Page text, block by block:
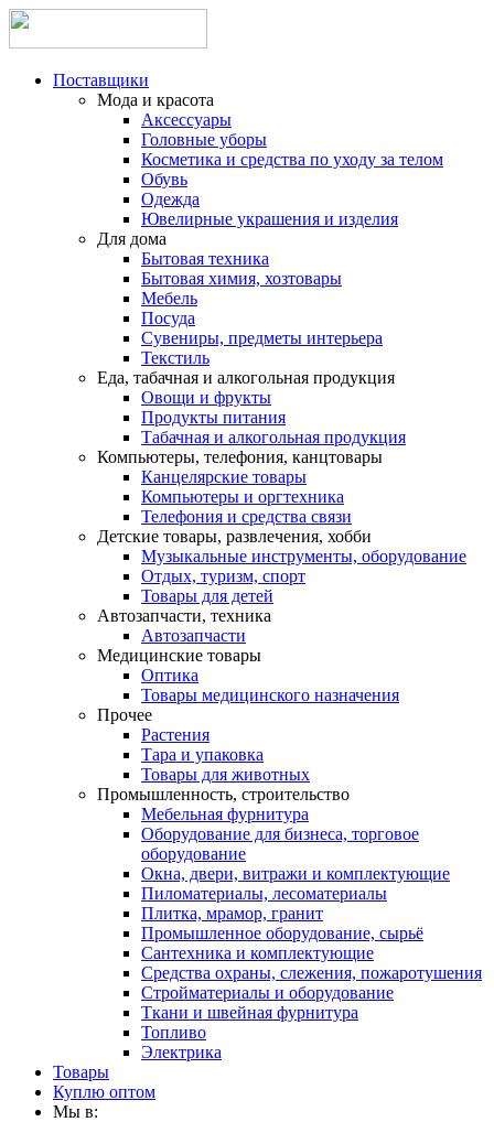
Поставщики
Мода и красота
Аксессуары
Головные уборы
Косметика и средства по уходу за телом
Обувь
Одежда
Ювелирные украшения и изделия
Для дома
Бытовая техника
Бытовая химия, хозтовары
Мебель
Посуда
Сувениры, предметы интерьера
Текстиль
Еда, табачная и алкогольная продукция
Овощи и фрукты
Продукты питания
Табачная и алкогольная продукция
Компьютеры, телефония, канцтовары
Канцелярские товары
Компьютеры и оргтехника
Телефония и средства связи
Детские товары, развлечения, хобби
Музыкальные инструменты, оборудование
Отдых, туризм, спорт
Товары для детей
Автозапчасти, техника
Автозапчасти
Медицинские товары
Оптика
Товары медицинского назначения
Прочее
Растения
Тара и упаковка
Товары для животных
Промышленность, строительство
Мебельная фурнитура
Оборудование для бизнеса, торговое
оборудование
Окна, двери, витражи и комплектующие
Пиломатериалы, лесоматериалы
Плитка, мрамор, гранит
Промышленное оборудование, сырьё
Сантехника и комплектующие
Средства охраны, слежения, пожаротушения
Стройматериалы и оборудование
Ткани и швейная фурнитура
Топливо
Электрика
Товары
Куплю оптом
Мы в: